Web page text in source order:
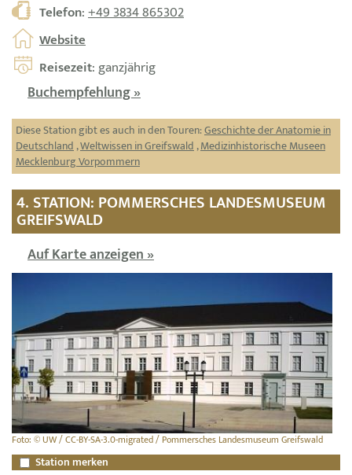
Telefon:+49 3834 865302
Website
Reisezeit: ganzjährig
Buchempfehlung »
Diese Station gibt es auch in den Touren:Geschichte der Anatomie in
Deutschland,Weltwissen in Greifswald,Medizinhistorische Museen
Mecklenburg Vorpommern
4. STATION: POMMERSCHES LANDESMUSEUM
GREIFSWALD
Auf Karte anzeigen »
Foto: © UW / CC-BY-SA-3.0-migrated / Pommersches Landesmuseum Greifswald
Station merken